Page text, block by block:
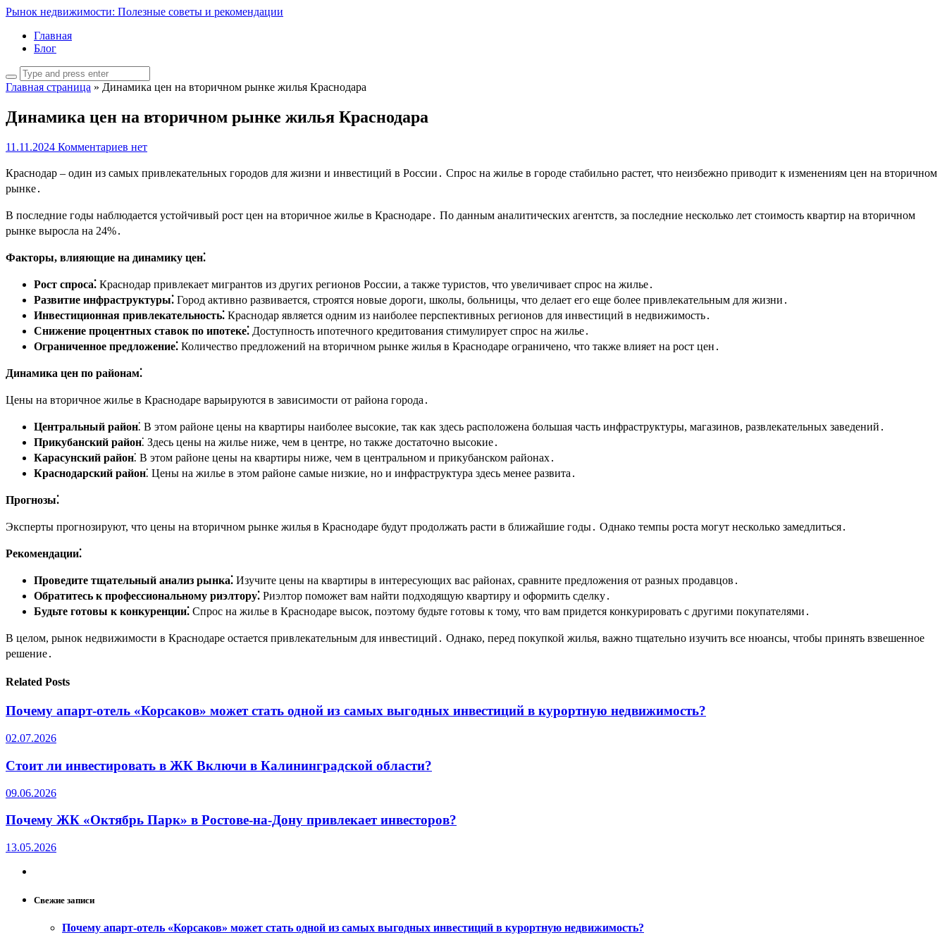
Рынок недвижимости: Полезные советы и рекомендации
Главная
Блог
Главная страница » Динамика цен на вторичном рынке жилья Краснодара
Динамика цен на вторичном рынке жилья Краснодара
11.11.2024 Комментариев нет
Краснодар – один из самых привлекательных городов для жизни и инвестиций в России․ Спрос на жилье в городе стабильно растет, что неизбежно приводит к изменениям цен на вторичном
рынке․
В последние годы наблюдается устойчивый рост цен на вторичное жилье в Краснодаре․ По данным аналитических агентств, за последние несколько лет стоимость квартир на вторичном
рынке выросла на 24%․
Факторы, влияющие на динамику цен⁚
Рост спроса⁚ Краснодар привлекает мигрантов из других регионов России, а также туристов, что увеличивает спрос на жилье․
Развитие инфраструктуры⁚ Город активно развивается, строятся новые дороги, школы, больницы, что делает его еще более привлекательным для жизни․
Инвестиционная привлекательность⁚ Краснодар является одним из наиболее перспективных регионов для инвестиций в недвижимость․
Снижение процентных ставок по ипотеке⁚ Доступность ипотечного кредитования стимулирует спрос на жилье․
Ограниченное предложение⁚ Количество предложений на вторичном рынке жилья в Краснодаре ограничено, что также влияет на рост цен․
Динамика цен по районам⁚
Цены на вторичное жилье в Краснодаре варьируются в зависимости от района города․
Центральный район⁚ В этом районе цены на квартиры наиболее высокие, так как здесь расположена большая часть инфраструктуры, магазинов, развлекательных заведений․
Прикубанский район⁚ Здесь цены на жилье ниже, чем в центре, но также достаточно высокие․
Карасунский район⁚ В этом районе цены на квартиры ниже, чем в центральном и прикубанском районах․
Краснодарский район⁚ Цены на жилье в этом районе самые низкие, но и инфраструктура здесь менее развита․
Прогнозы⁚
Эксперты прогнозируют, что цены на вторичном рынке жилья в Краснодаре будут продолжать расти в ближайшие годы․ Однако темпы роста могут несколько замедлиться․
Рекомендации⁚
Проведите тщательный анализ рынка⁚ Изучите цены на квартиры в интересующих вас районах, сравните предложения от разных продавцов․
Обратитесь к профессиональному риэлтору⁚ Риэлтор поможет вам найти подходящую квартиру и оформить сделку․
Будьте готовы к конкуренции⁚ Спрос на жилье в Краснодаре высок, поэтому будьте готовы к тому, что вам придется конкурировать с другими покупателями․
В целом, рынок недвижимости в Краснодаре остается привлекательным для инвестиций․ Однако, перед покупкой жилья, важно тщательно изучить все нюансы, чтобы принять взвешенное
решение․
Related Posts
Почему апарт-отель «Корсаков» может стать одной из самых выгодных инвестиций в курортную недвижимость?
02.07.2026
Стоит ли инвестировать в ЖК Включи в Калининградской области?
09.06.2026
Почему ЖК «Октябрь Парк» в Ростове-на-Дону привлекает инвесторов?
13.05.2026
Свежие записи
Почему апарт-отель «Корсаков» может стать одной из самых выгодных инвестиций в курортную недвижимость?